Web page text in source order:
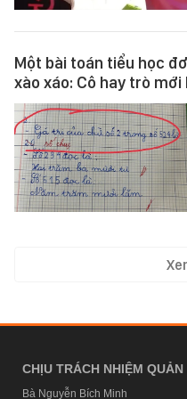
Một bài toán tiểu học
xào xáo: Cô hay trò
CHỊU TRÁCH NHIỆM
Bà Nguyễn Bích Minh